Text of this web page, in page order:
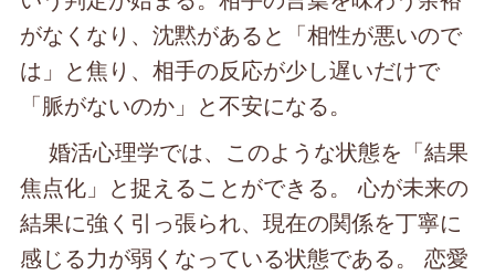
がなくなり、沈黙があると「相性が悪いので
は」と焦り、相手の反応が少し遅いだけで
「脈がないのか」と不安になる。
婚活心理学では、このような状態を「結果
焦点化」と捉えることができる。 心が未来の
結果に強く引っ張られ、現在の関係を丁寧に
感じる力が弱くなっている状態である。 恋愛